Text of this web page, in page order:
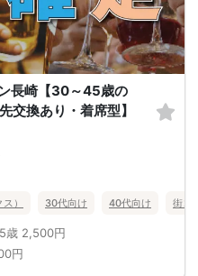
長崎【30～45歳の
換あり・着席型】
） 30代向け 40代向け 街コ
歳 2,500円
円